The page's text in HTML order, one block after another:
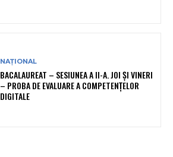
NAȚIONAL
BACALAUREAT – SESIUNEA A II-A. JOI ȘI VINERI
– PROBA DE EVALUARE A COMPETENȚELOR
DIGITALE